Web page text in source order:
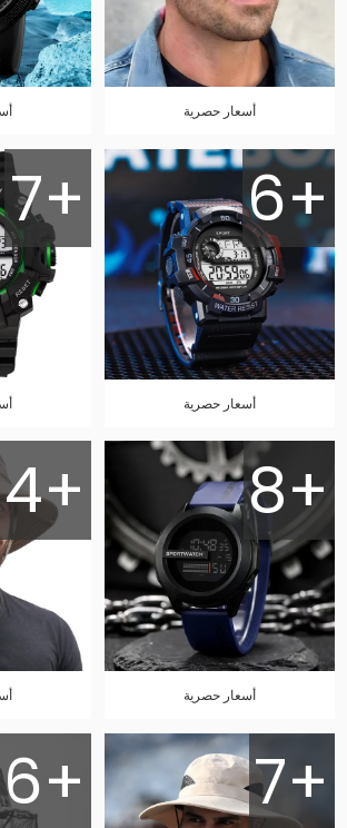
أسعار حصرية
6+
أسعار حصرية
7+
8+
أسعار حصرية
7+
6+